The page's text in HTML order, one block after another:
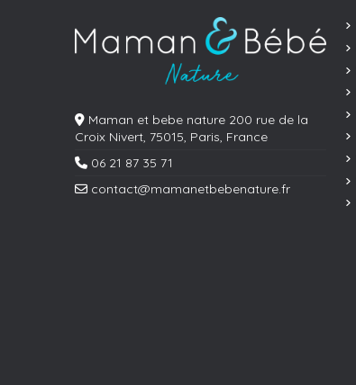
Maman et bebe nature 200 rue de la
Croix Nivert, 75015, Paris, France
06 21 87 35 71
contact@mamanetbebenature.fr